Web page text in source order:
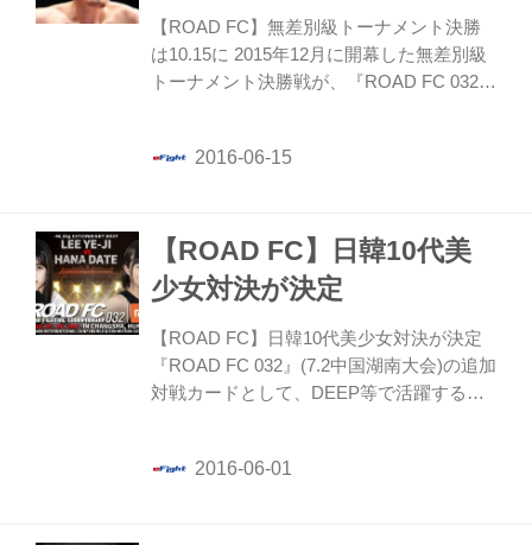
各地で開催される格闘技イベントをチェッ
クしよう！ 全対戦カード ＜無差別級／5分
3R＞ ボブ・サップ（米国） vs アオルコロ
【ROAD FC】無差別級トーナメント決勝
は10.15に 2015年12月に開幕した無差別級
トーナメント決勝戦が、『ROAD FC 032』
ティー・モーで争われる。
【ROAD FC】日韓10代美
少女対決が決定
【ROAD FC】日韓10代美少女対決が決定
『ROAD FC 032』(7.2中国湖南大会)の追加
対戦カードとして、DEEP等で活躍する華